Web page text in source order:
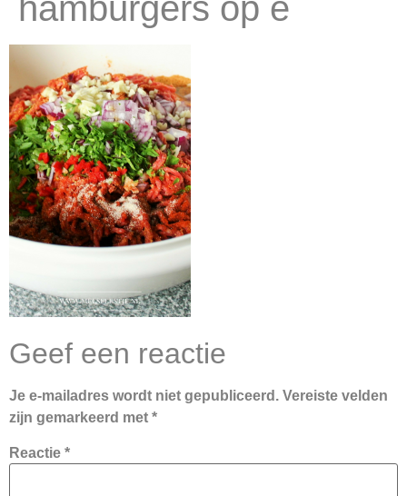
Geef een reactie
Je e-mailadres wordt niet gepubliceerd. Vereiste velden
zijn gemarkeerd met *
Reactie *